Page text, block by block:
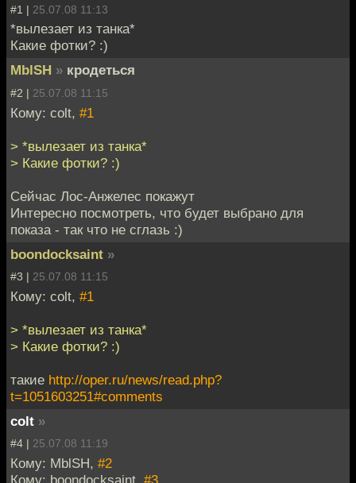
#1 | 25.07.08 11:13
*вылезает из танка*
Какие фотки? :)
MblSH » кродеться
#2 | 25.07.08 11:15
Кому: colt, #1
> *вылезает из танка*
> Какие фотки? :)
Сейчас Лос-Анжелес покажут
Интересно посмотреть, что будет выбрано для
показа - так что не сглазь :)
boondocksaint »
#3 | 25.07.08 11:15
Кому: colt, #1
> *вылезает из танка*
> Какие фотки? :)
такие http://oper.ru/news/read.php?
t=1051603251#comments
colt »
#4 | 25.07.08 11:19
Кому: MblSH, #2
Кому: boondocksaint, #3